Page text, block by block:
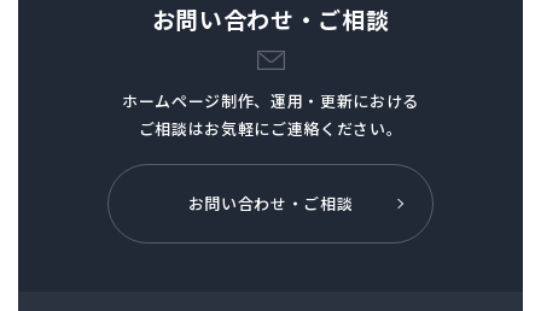
お問い合わせ・ご相談
ホームページ制作、 運用・更新における
ご相談はお気軽にご連絡ください。
お問い合わせ・ご相談